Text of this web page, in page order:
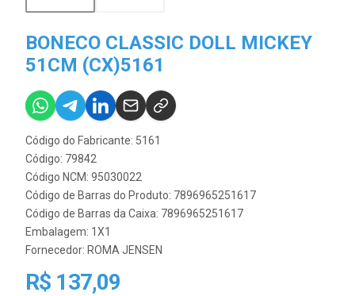
BONECO CLASSIC DOLL MICKEY
51CM (CX)5161
Código do Fabricante: 5161
Código: 79842
Código NCM: 95030022
Código de Barras do Produto: 7896965251617
Código de Barras da Caixa: 7896965251617
Embalagem: 1X1
Fornecedor: ROMA JENSEN
R$ 137,09